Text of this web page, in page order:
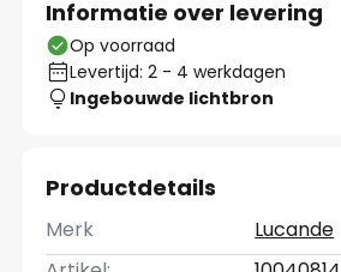
Informatie over levering
Op voorraad
Levertijd: 2 - 4 werkdagen
Ingebouwde lichtbron
Productdetails
Merk
Lucande